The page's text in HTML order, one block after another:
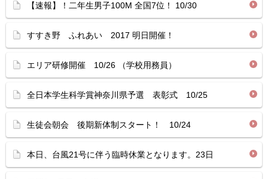
【速報】！二年生男子100M 全国7位！ 10/30
すすき野 ふれあい 2017 明日開催！
エリア研修開催 10/26 （学校用務員）
全日本学生科学賞神奈川県予選 表彰式 10/25
生徒会朝会 後期新体制スタート！ 10/24
本日、台風21号に伴う臨時休業となります。23日